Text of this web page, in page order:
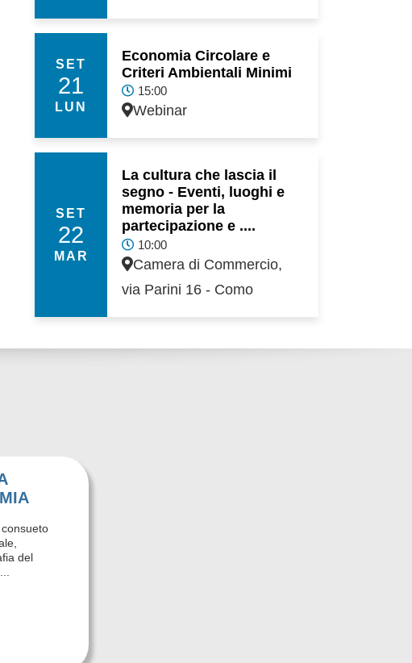
SET
21
LUN
Economia Circolare e
Criteri Ambientali Minimi
15:00
Webinar
SET
22
MAR
La cultura che lascia il
segno - Eventi, luoghi e
memoria per la
partecipazione e ....
10:00
Camera di Commercio,
via Parini 16 - Como
consueto
del